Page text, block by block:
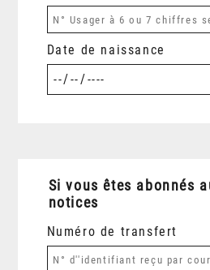
Date de naissance
Si vous êtes abonnés
notices
Numéro de transfert